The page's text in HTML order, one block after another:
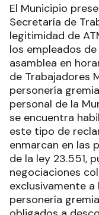
El Municipio
Secretaría de
legitimidad de
los empleados
asamblea en
de Trabajadores
personería
personal de la
se encuentra
este tipo de
enmarcan en las
de la ley 23.551,
negociaciones
exclusivamente
personería